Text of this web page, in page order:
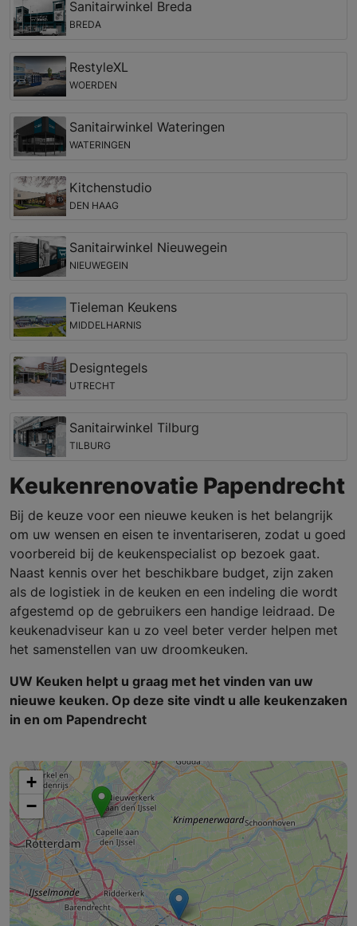
Sanitairwinkel Breda
BREDA
RestyleXL
WOERDEN
Sanitairwinkel Wateringen
WATERINGEN
Kitchenstudio
DEN HAAG
Sanitairwinkel Nieuwegein
NIEUWEGEIN
Tieleman Keukens
MIDDELHARNIS
Designtegels
UTRECHT
Sanitairwinkel Tilburg
TILBURG
Keukenrenovatie Papendrecht
Bij de keuze voor een nieuwe keuken is het belangrijk
om uw wensen en eisen te inventariseren, zodat u goed
voorbereid bij de keukenspecialist op bezoek gaat.
Naast kennis over het beschikbare budget, zijn zaken
als de logistiek in de keuken en een indeling die wordt
afgestemd op de gebruikers een handige leidraad. De
keukenadviseur kan u zo veel beter verder helpen met
het samenstellen van uw droomkeuken.
UW Keuken helpt u graag met het vinden van uw
nieuwe keuken. Op deze site vindt u alle keukenzaken
in en om Papendrecht
+
−